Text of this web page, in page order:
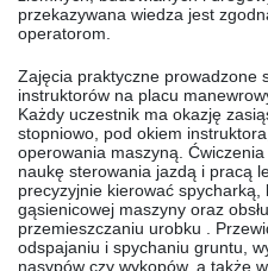
przekazywana wiedza jest
operatorom.
Zajęcia praktyczne prowadzone
instruktorów na placu
Każdy uczestnik ma okazję
stopniowo, pod okiem
operowania maszyną.
naukę sterowania jazdą i pracą
precyzyjnie kierować
gąsienicowej maszyny oraz
przemieszczaniu urobku .
odspajaniu i spychaniu gruntu,
nasypów czy wykopów, a także